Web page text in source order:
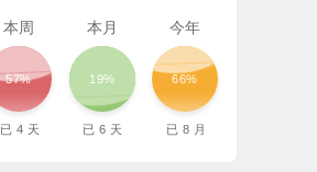
本周
57%
已 4 天
本月
19%
已 6 天
今年
66%
已 8 月